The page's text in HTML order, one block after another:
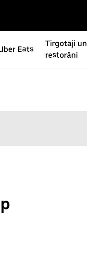
Eats
Tirgotāji un
restorāni